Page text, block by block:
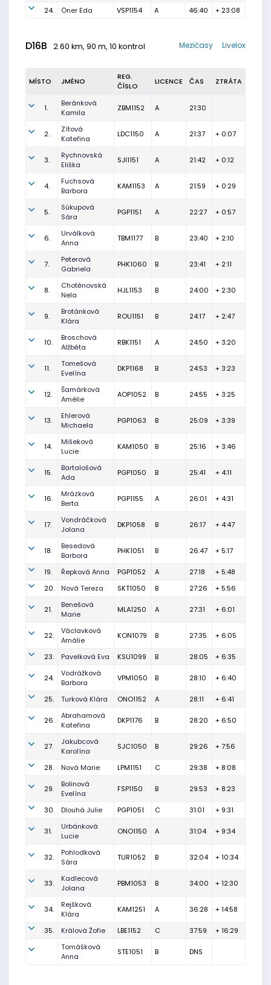
24. Öner Eda VSP1154 A 46:40 + 23:08
D16B 2.60 km, 90 m, 10 kontrol Livelox
Mezičasy
MÍSTO JMÉNO
REG.
ČÍSLO
LICENCE ČAS ZTRÁTA
1.
Beránková
Kamila
ZBM1152 A 21:30
2.
Zítová
Kateřina
LDC1150 A 21:37 + 0:07
3.
Rychnovská
Eliška
SJI1151 A 21:42 + 0:12
4.
Fuchsová
Barbora
KAM1153 A 21:59 + 0:29
5.
Súkupová
Sára
PGP1151 A 22:27 + 0:57
6.
Urválková
Anna
TBM1177 B 23:40 + 2:10
7.
Peterová
Gabriela
PHK1060 B 23:41 + 2:11
8.
Chotěnovská
Nela
HJL1153 B 24:00 + 2:30
9.
Brotánková
Klára
ROU1151 B 24:17 + 2:47
10.
Broschová
Alžběta
RBK1151 A 24:50 + 3:20
11.
Tomešová
Evelína
DKP1168 B 24:53 + 3:23
12.
Šamárková
Amélie
AOP1052 B 24:55 + 3:25
13.
Ehlerová
Michaela
PGP1063 B 25:09 + 3:39
14.
Mišeková
Lucie
KAM1050 B 25:16 + 3:46
15.
Bartalošová
Ada
PGP1050 B 25:41 + 4:11
16.
Mrázková
Berta
PGP1155 A 26:01 + 4:31
17.
Vondráčková
Jolana
DKP1058 B 26:17 + 4:47
18.
Besedová
Barbora
PHK1051 B 26:47 + 5:17
19. Řepková Anna PGP1052 A 27:18
+ 5:48
20.
Nová Tereza SKT1050 B 27:26 + 5:56
21.
Benešová
Marie
MLA1250 A 27:31 + 6:01
22.
Václavková
Amálie
KON1079 B 27:35 + 6:05
23. Pavelková Eva KSU1099 B 28:05 + 6:35
24.
Vodrážková
Barbora
VPM1050 B 28:10 + 6:40
25. Turková Klára ONO1152 A 28:11 + 6:41
26.
Abrahamová
Kateřina
DKP1176 B 28:20 + 6:50
27.
Jakubcová
Karolína
SJC1050 B 29:26 + 7:56
28. Nová Marie LPM1151 C 29:38 + 8:08
29.
Bolinová
Evelína
FSP1150 B 29:53 + 8:23
30. Dlouhá Julie PGP1051 C 31:01 + 9:31
31.
Urbánková
Lucie
ONO1150 A 31:04 + 9:34
32.
Pohlodková
Sára
TUR1052 B 32:04 + 10:34
33.
Kadlecová
Jolana
PBM1053 B 34:00 + 12:30
34.
Rejšková
Klára
KAM1251 A 36:28 + 14:58
35. Králová Žofie LBE1152 C 37:59
+ 16:29
Tomášková
Anna
STE1051 B DNS